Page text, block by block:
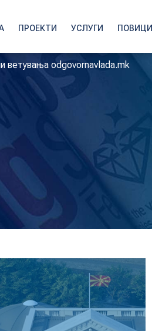
ПРОЕКТИ УСЛУГИ ПОВИЦИ
ветувања odgovornavlada.mk